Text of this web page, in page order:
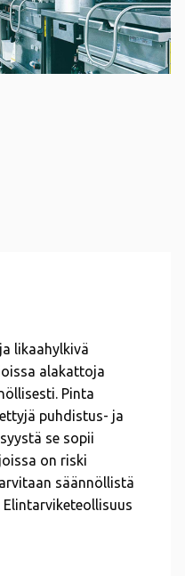
likaahylkivä
alakattoja
Pinta
puhdistus- ja
se sopii
on riski
säännöllistä